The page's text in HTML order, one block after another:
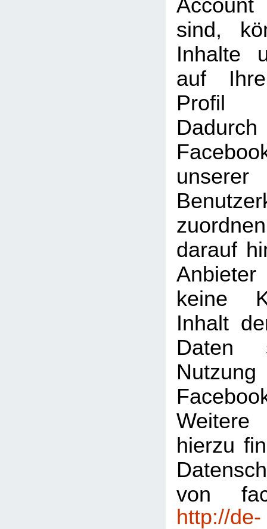
sind,
Inhalte
auf
Profil
darauf
keine
Inhalt
Daten
Weitere
hierzu
von
http://de-